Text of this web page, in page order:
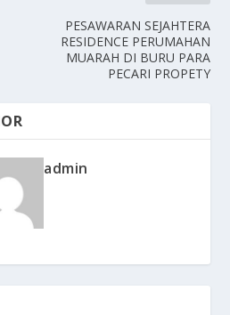
PESAWARAN SEJAHTERA
RESIDENCE PERUMAHAN
MUARAH DI BURU PARA
PECARI PROPETY
admin